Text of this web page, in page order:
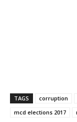
TAGS corruption
mcd elections 2017